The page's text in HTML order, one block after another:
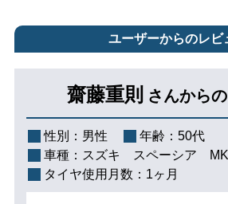
ユーザーからのレビ
齋藤重則 さんから
性別： 男性 年齢： 50代
車種： スズキ スペーシア
タイヤ使用月数： 1ヶ月